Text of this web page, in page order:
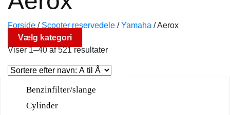
Forside / Scooter reservedele / Yamaha /Aerox
Vælg kategori
Viser 1–40 af 521 resultater
Benzinfilter/slange
Cylinder